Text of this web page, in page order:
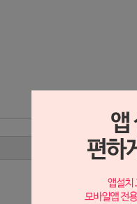
상